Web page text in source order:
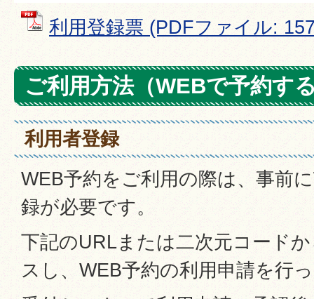
利用登録票 (PDFファイル:
ご利用方法（WEBで予約す
利用者登録
WEB予約をご利用の際は、事前
録が必要です。
下記のURLまたは二次元コード
スし、WEB予約の利用申請を行